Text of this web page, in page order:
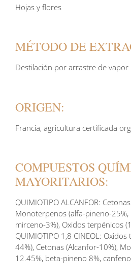
Hojas y flores
MÉTODO DE
Destilación por arrastre de vapor
ORIGEN:
Francia, agricultura certificada
COMPUESTOS
MAYORITARIOS:
QUIMIOTIPO ALCANFOR:
Monoterpenos (alfa-pineno-
mirceno-3%), Oxidos terpénicos
QUIMIOTIPO 1,8 CINEOL:
44%), Cetonas (Alcanfor-10%),
12.45%, beta-pineno 8%,